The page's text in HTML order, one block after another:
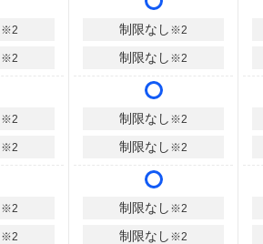
※2
※2
※2
※2
※2
※2
制限なし ※2
制限なし ※2
制限なし ※2
制限なし ※2
制限なし ※2
制限なし ※2